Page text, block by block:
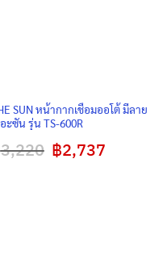
SUN หน้ากากเชื่อมออโต้ มีลาย
อะซัน รุ่น TS-600R
3,220 Original
price
฿2,737Current